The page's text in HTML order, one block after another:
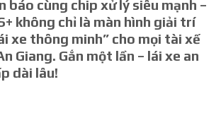
báo cùng chip xử lý siêu mạnh –
không chỉ là màn hình giải trí
xe thông minh” cho mọi tài xế
Giang. Gắn một lần – lái xe an
dài lâu!